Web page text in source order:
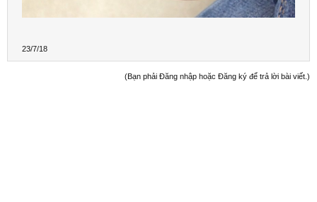
23/7/18
(Bạn phải Đăng nhập hoặc Đăng ký để trả lời bài viết.)